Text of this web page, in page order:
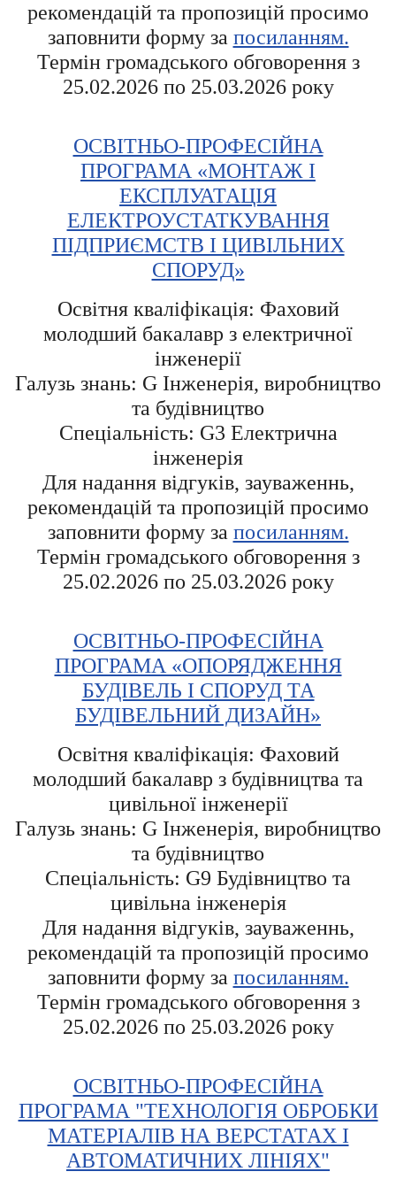
рекомендацій та пропозицій просимо
заповнити форму за посиланням.
Термін громадського обговорення з
25.02.2026 по 25.03.2026 року
ОСВІТНЬО-ПРОФЕСІЙНА
ПРОГРАМА «МОНТАЖ І
ЕКСПЛУАТАЦІЯ
ЕЛЕКТРОУСТАТКУВАННЯ
ПІДПРИЄМСТВ І ЦИВІЛЬНИХ
СПОРУД»
Освітня кваліфікація: Фаховий
молодший бакалавр з електричної
інженерії
Галузь знань: G Інженерія, виробництво
та будівництво
Спеціальність: G3 Електрична
інженерія
Для надання відгуків, зауваженнь,
рекомендацій та пропозицій просимо
заповнити форму за посиланням.
Термін громадського обговорення з
25.02.2026 по 25.03.2026 року
ОСВІТНЬО-ПРОФЕСІЙНА
ПРОГРАМА «ОПОРЯДЖЕННЯ
БУДІВЕЛЬ І СПОРУД ТА
БУДІВЕЛЬНИЙ ДИЗАЙН»
Освітня кваліфікація: Фаховий
молодший бакалавр з будівництва та
цивільної інженерії
Галузь знань: G Інженерія, виробництво
та будівництво
Спеціальність: G9 Будівництво та
цивільна інженерія
Для надання відгуків, зауваженнь,
рекомендацій та пропозицій просимо
заповнити форму за посиланням.
Термін громадського обговорення з
25.02.2026 по 25.03.2026 року
ОСВІТНЬО-ПРОФЕСІЙНА
ПРОГРАМА "ТЕХНОЛОГІЯ ОБРОБКИ
МАТЕРІАЛІВ НА ВЕРСТАТАХ І
АВТОМАТИЧНИХ ЛІНІЯХ"